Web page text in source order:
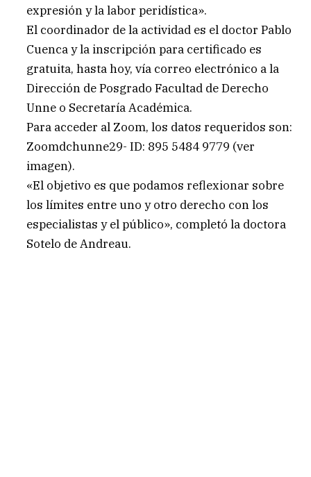
expresión y la labor peridística».
El coordinador de la actividad es el doctor Pablo
Cuenca y la inscripción para certificado es
gratuita, hasta hoy, vía correo electrónico a la
Dirección de Posgrado Facultad de Derecho
Unne o Secretaría Académica.
Para acceder al Zoom, los datos requeridos son:
Zoomdchunne29- ID: 895 5484 9779 (ver
imagen).
«El objetivo es que podamos reflexionar sobre
los límites entre uno y otro derecho con los
especialistas y el público», completó la doctora
Sotelo de Andreau.